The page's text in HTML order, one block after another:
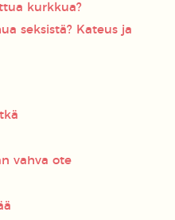
kurkkua?
seksistä? Kateus ja
vahva ote